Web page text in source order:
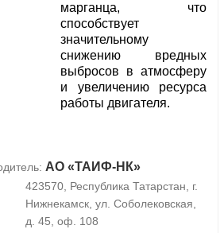
марганца, что
способствует
значительному
снижению вредных
выбросов в атмосферу
и увеличению ресурса
работы двигателя.
АО «ТАИФ-НК»
423570, Республика Татарстан, г.
Нижнекамск, ул. Соболековская,
д. 45, оф. 108